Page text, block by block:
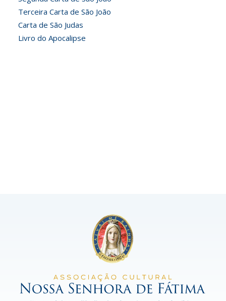
Terceira Carta de São João
Carta de São Judas
Livro do Apocalipse